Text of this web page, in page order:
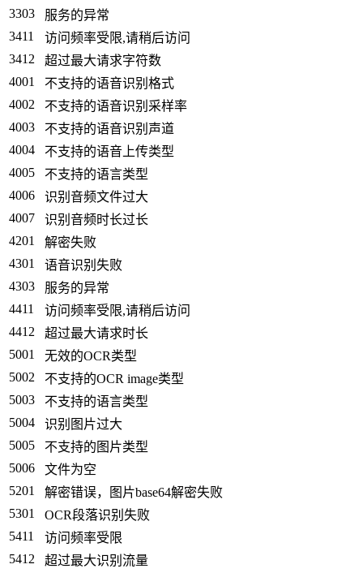
3303
服务的异常
3411
访问频率受限,请稍后访问
3412
超过最大请求字符数
4001
不支持的语音识别格式
4002
不支持的语音识别采样率
4003
不支持的语音识别声道
4004
不支持的语音上传类型
4005
不支持的语言类型
4006
识别音频文件过大
4007
识别音频时长过长
4201
解密失败
4301
语音识别失败
4303
服务的异常
4411
访问频率受限,请稍后访问
4412
超过最大请求时长
5001
无效的OCR类型
5002
不支持的OCR image类型
5003
不支持的语言类型
5004
识别图片过大
5005
不支持的图片类型
5006
文件为空
5201
解密错误，图片base64解密失败
5301
OCR段落识别失败
5411
访问频率受限
5412
超过最大识别流量